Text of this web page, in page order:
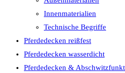
Innenmaterialien
Technische Begriffe
Pferdedecken reißfest
Pferdedecken wasserdicht
Pferdedecken &